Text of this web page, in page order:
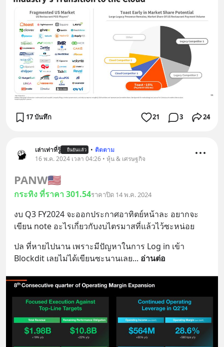
17 บันทึก 21 3 24
เล่าเท่าที่รู้ ยืนยันแล้ว • ติดตาม
16 พ.ค. 2024 เวลา 04:26 • หุ้น & เศรษฐกิจ
PANW🇺🇸
กระทิง ที่ราคา 301.54ราคาปิด 14 พ.ค. 2024
งบ Q3 FY2024 จะออกประกาศอาทิตย์หน้าละ อยากจะ
เขียน note อะไรเกี่ยวกับงบไตรมาสที่แล้วไว้ซะหน่อย
ปล ที่หายไปนาน เพราะมีปัญหาในการ Log in เข้า
Blockdit เลยไม่ได้เขียนซะนานเลย... อ่านต่อ